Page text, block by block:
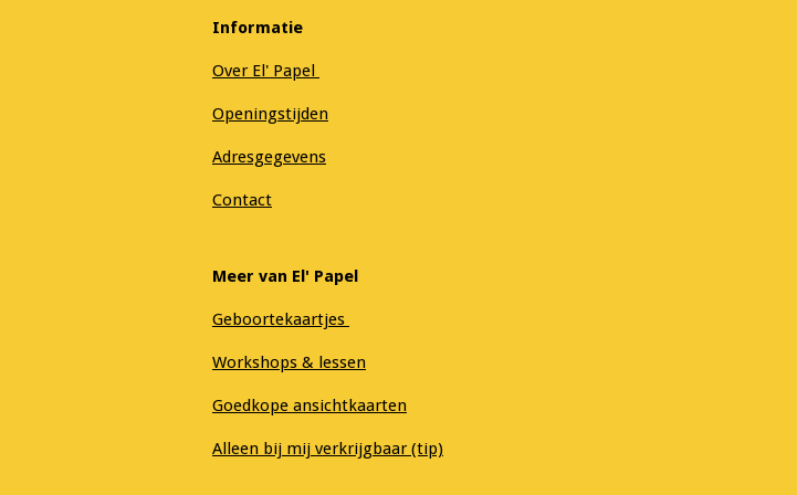
Informatie
Over El' Papel
Openingstijden
Adresgegevens
Contact
Meer van El' Papel
Geboortekaartjes
Workshops & lessen
Goedkope ansichtkaarten
Alleen bij mij verkrijgbaar (tip)